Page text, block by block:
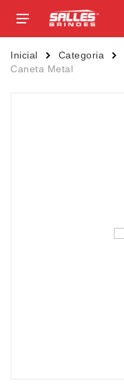
Inicial Categoria
Caneta Metal